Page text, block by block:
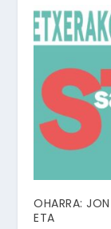
OHARRA:
ETA